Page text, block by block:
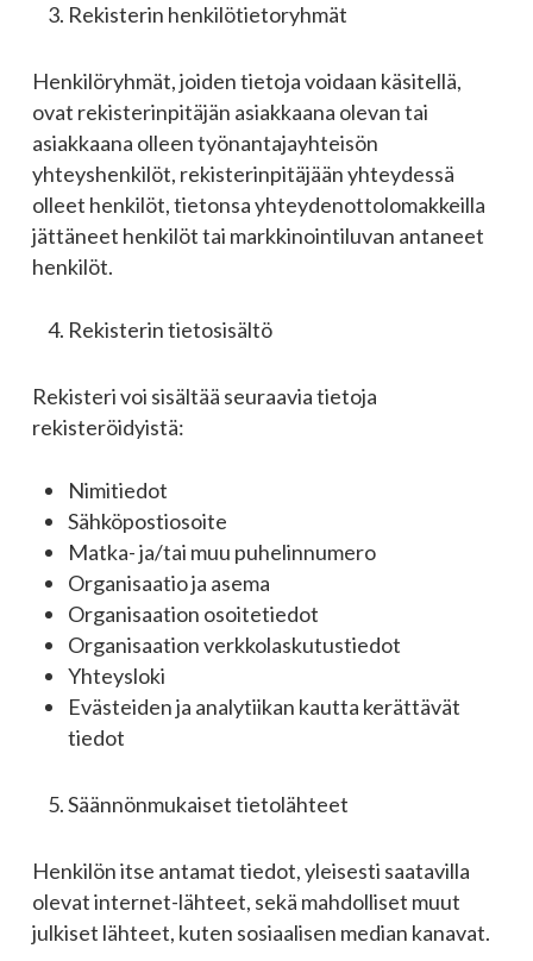
Rekisterin henkilötietoryhmät
Henkilöryhmät, joiden tietoja voidaan käsitellä,
ovat rekisterinpitäjän asiakkaana olevan tai
asiakkaana olleen työnantajayhteisön
yhteyshenkilöt, rekisterinpitäjään yhteydessä
olleet henkilöt, tietonsa yhteydenottolomakkeilla
jättäneet henkilöt tai markkinointiluvan antaneet
henkilöt.
Rekisterin tietosisältö
Rekisteri voi sisältää seuraavia tietoja
rekisteröidyistä:
Nimitiedot
Sähköpostiosoite
Matka- ja/tai muu puhelinnumero
Organisaatio ja asema
Organisaation osoitetiedot
Organisaation verkkolaskutustiedot
Yhteysloki
Evästeiden ja analytiikan kautta kerättävät
tiedot
Säännönmukaiset tietolähteet
Henkilön itse antamat tiedot, yleisesti saatavilla
olevat internet-lähteet, sekä mahdolliset muut
julkiset lähteet, kuten sosiaalisen median kanavat.